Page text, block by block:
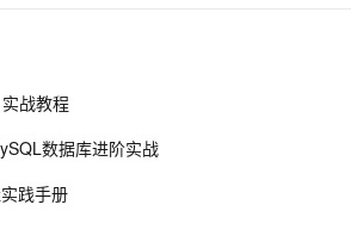
配器模式（Adapter Pattern）
释器模式（Interpreter Pattern）
战教程
数据库进阶实战
践手册